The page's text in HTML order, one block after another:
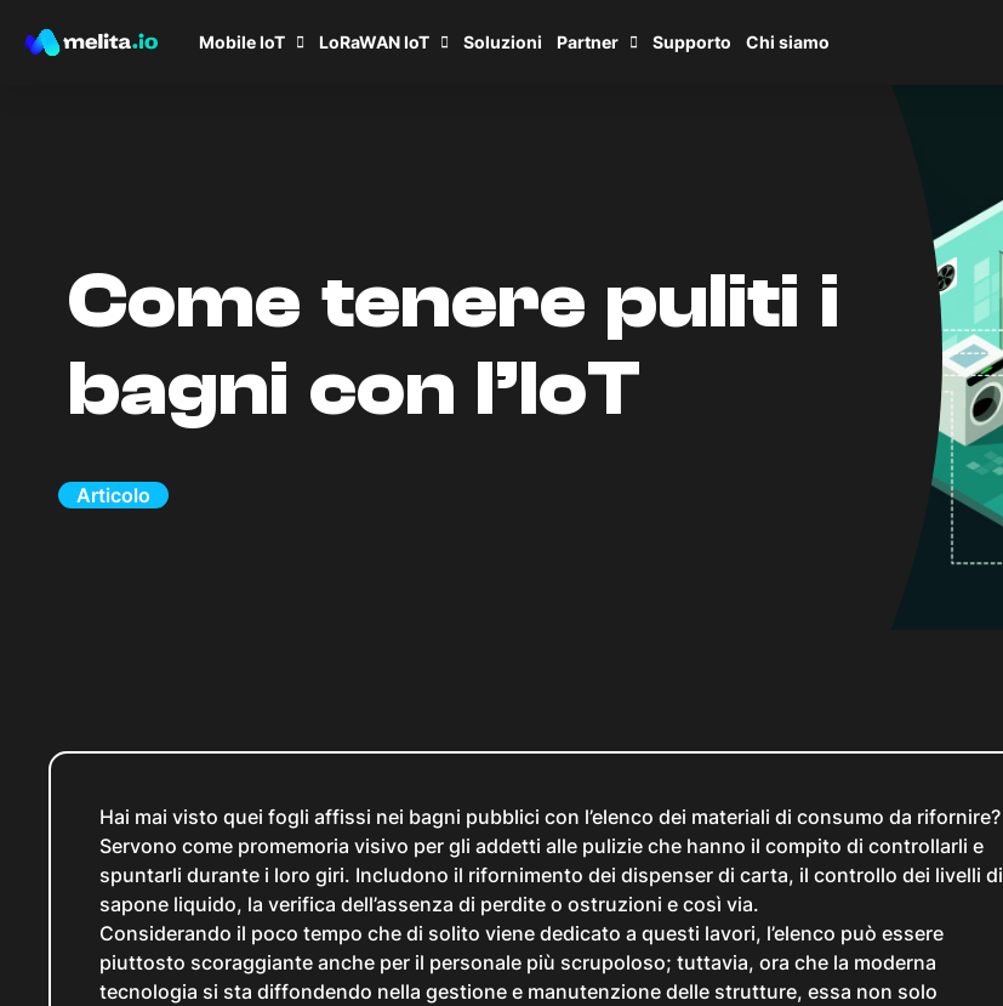
Mobile IoT LoRaWAN IoT Soluzioni Partner Supporto Chi siamo
Come tenere puliti i
bagni con l’IoT
Articolo
Hai mai visto quei fogli affissi nei bagni pubblici con l’elenco dei materiali di consumo da rifornire?
Servono come promemoria visivo per gli addetti alle pulizie che hanno il compito di controllarli e
spuntarli durante i loro giri. Includono il rifornimento dei dispenser di carta, il controllo dei livelli di
sapone liquido, la verifica dell’assenza di perdite o ostruzioni e così via.
Considerando il poco tempo che di solito viene dedicato a questi lavori, l’elenco può essere
piuttosto scoraggiante anche per il personale più scrupoloso; tuttavia, ora che la moderna
tecnologia si sta diffondendo nella gestione e manutenzione delle strutture, essa non solo